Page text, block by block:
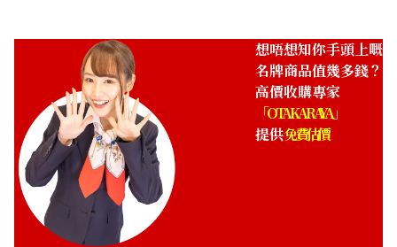
想唔想知你手頭上嘅
名牌商品值幾多錢？
高價收購專家
「OTAKARAYA」
提供免費估價